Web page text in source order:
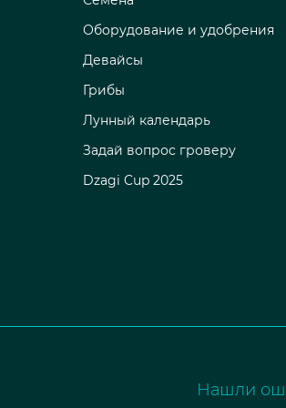
Оборудование и удобрения
Девайсы
Грибы
Лунный календарь
Задай вопрос гроверу
Dzagi Cup 2025
Нашли